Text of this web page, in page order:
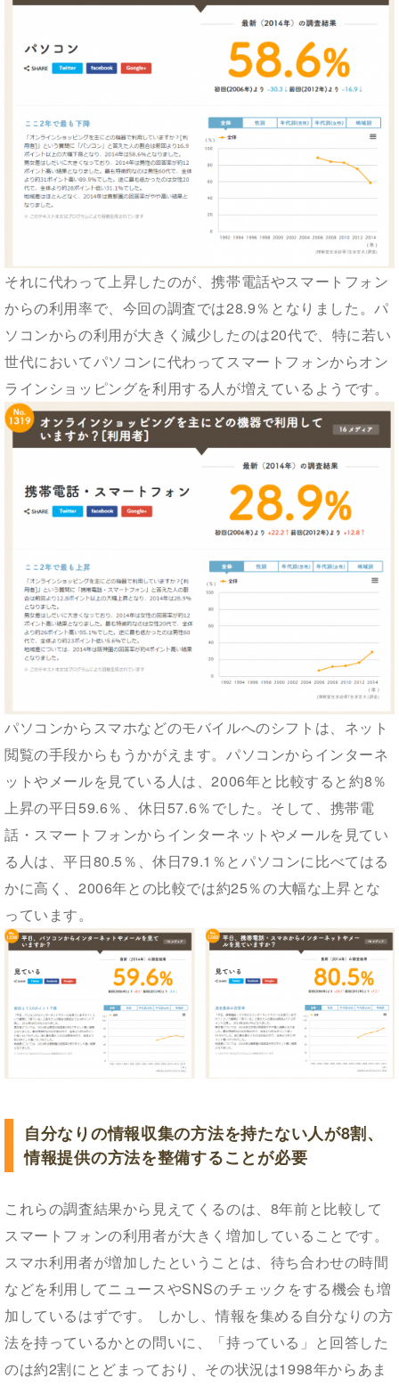
それに代わって上昇したのが、携帯電話やスマートフォン
からの利用率で、今回の調査では28.9％となりました。パ
ソコンからの利用が大きく減少したのは20代で、特に若い
世代においてパソコンに代わってスマートフォンからオン
ラインショッピングを利用する人が増えているようです。
パソコンからスマホなどのモバイルへのシフトは、ネット
閲覧の手段からもうかがえます。パソコンからインターネ
ットやメールを見ている人は、2006年と比較すると約8％
上昇の平日59.6％、休日57.6％でした。そして、携帯電
話・スマートフォンからインターネットやメールを見てい
る人は、平日80.5％、休日79.1％とパソコンに比べてはる
かに高く、2006年との比較では約25％の大幅な上昇とな
っています。
自分なりの情報収集の方法を持たない人が8割、
情報提供の方法を整備することが必要
これらの調査結果から見えてくるのは、8年前と比較して
スマートフォンの利用者が大きく増加していることです。
スマホ利用者が増加したということは、待ち合わせの時間
などを利用してニュースやSNSのチェックをする機会も増
加しているはずです。 しかし、情報を集める自分なりの方
法を持っているかとの問いに、「持っている」と回答した
のは約2割にとどまっており、その状況は1998年からあま